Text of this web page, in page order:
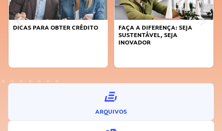
DICAS PARA OBTER CRÉDITO
FAÇA A DIFERENÇA: SEJA
SUSTENTÁVEL, SEJA
INOVADOR
ARQUIVOS